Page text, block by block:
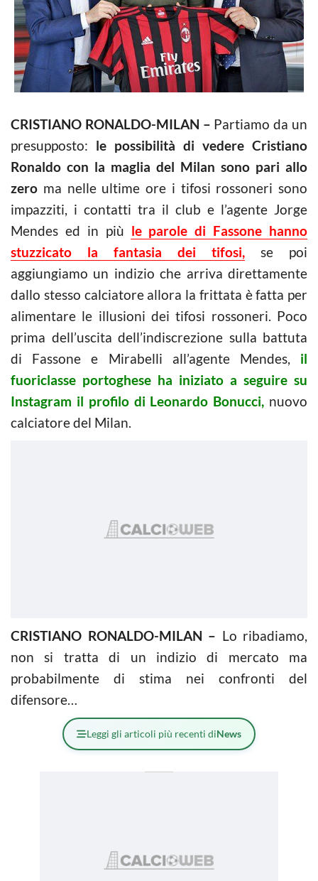
CRISTIANO RONALDO-MILAN – Partiamo da un
presupposto: le possibilità di vedere Cristiano
Ronaldo con la maglia del Milan sono pari allo
zero ma nelle ultime ore i tifosi rossoneri sono
impazziti, i contatti tra il club e l’agente Jorge
Mendes ed in più le parole di Fassone hanno
stuzzicato la fantasia dei tifosi, se poi
aggiungiamo un indizio che arriva direttamente
dallo stesso calciatore allora la frittata è fatta per
alimentare le illusioni dei tifosi rossoneri. Poco
prima dell’uscita dell’indiscrezione sulla battuta
di Fassone e Mirabelli all’agente Mendes, il
fuoriclasse portoghese ha iniziato a seguire su
Instagram il profilo di Leonardo Bonucci, nuovo
calciatore del Milan.
CRISTIANO RONALDO-MILAN – Lo ribadiamo,
non si tratta di un indizio di mercato ma
probabilmente di stima nei confronti del
difensore…
Leggi gli articoli più recenti diNews